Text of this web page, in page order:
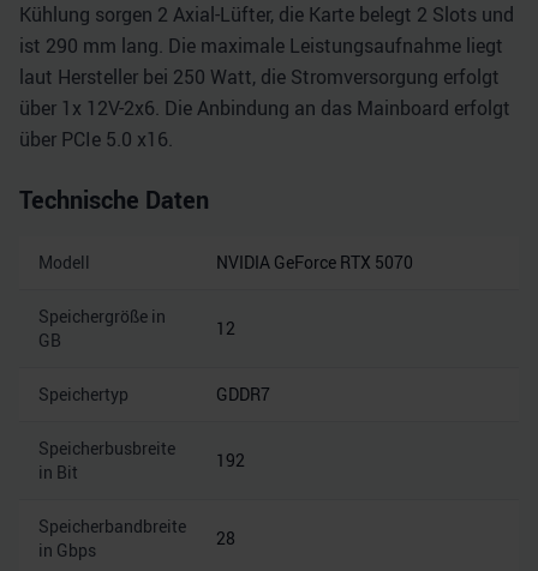
Kühlung sorgen 2 Axial-Lüfter, die Karte belegt 2 Slots und
ist 290 mm lang. Die maximale Leistungsaufnahme liegt
laut Hersteller bei 250 Watt, die Stromversorgung erfolgt
über 1x 12V-2x6. Die Anbindung an das Mainboard erfolgt
über PCIe 5.0 x16.
Technische Daten
Modell NVIDIA GeForce RTX 5070
Speichergröße in
GB
12
Speichertyp GDDR7
Speicherbusbreite
in Bit
192
Speicherbandbreite
in Gbps
28